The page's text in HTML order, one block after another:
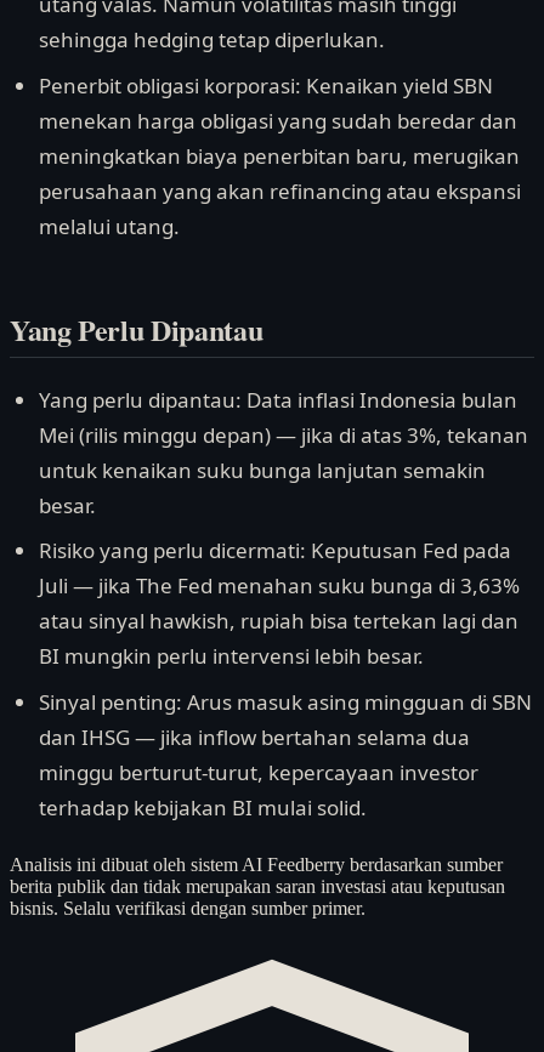
sehingga hedging tetap diperlukan.
Penerbit obligasi korporasi: Kenaikan yield SBN
menekan harga obligasi yang sudah beredar dan
meningkatkan biaya penerbitan baru, merugikan
perusahaan yang akan refinancing atau ekspansi
melalui utang.
Yang Perlu Dipantau
Yang perlu dipantau: Data inflasi Indonesia bulan
Mei (rilis minggu depan) — jika di atas 3%, tekanan
untuk kenaikan suku bunga lanjutan semakin
besar.
Risiko yang perlu dicermati: Keputusan Fed pada
Juli — jika The Fed menahan suku bunga di 3,63%
atau sinyal hawkish, rupiah bisa tertekan lagi dan
BI mungkin perlu intervensi lebih besar.
Sinyal penting: Arus masuk asing mingguan di SBN
dan IHSG — jika inflow bertahan selama dua
minggu berturut-turut, kepercayaan investor
terhadap kebijakan BI mulai solid.
Analisis ini dibuat oleh sistem AI Feedberry berdasarkan sumber
berita publik dan tidak merupakan saran investasi atau keputusan
bisnis. Selalu verifikasi dengan sumber primer.